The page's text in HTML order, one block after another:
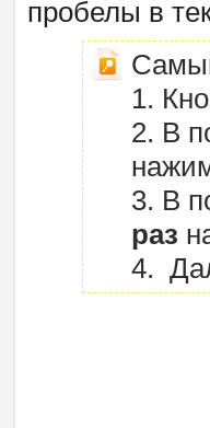
пробелы в
1.
2. В
3. В
раз
4.